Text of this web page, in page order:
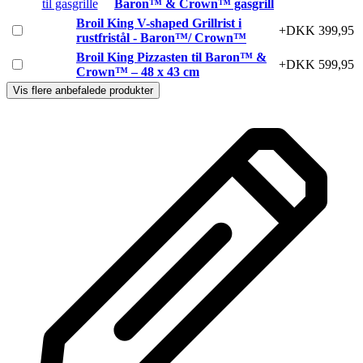
Baron™ & Crown™ gasgrill
Broil King V-shaped Grillrist i
rustfristål - Baron™/ Crown™
+DKK 399,95
Broil King Pizzasten til Baron™ &
Crown™ – 48 x 43 cm
+DKK 599,95
Vis flere anbefalede produkter